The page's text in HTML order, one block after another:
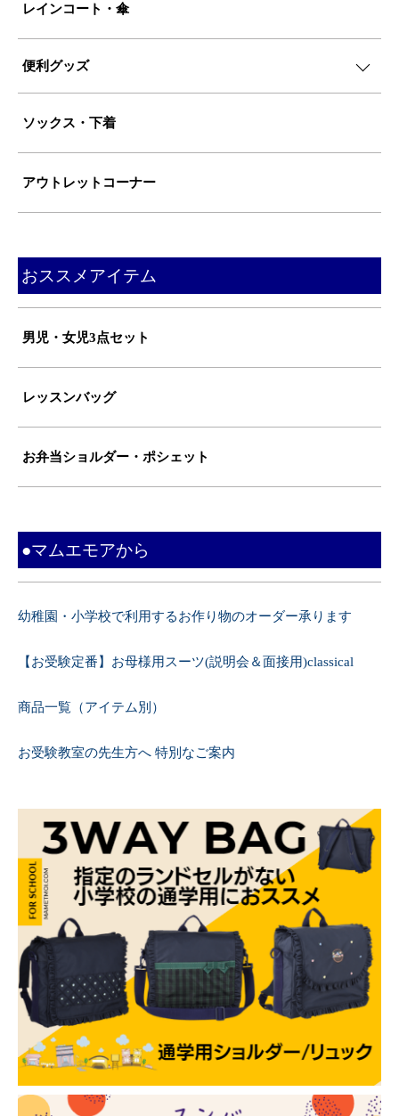
レインコート・傘
便利グッズ
ソックス・下着
アウトレットコーナー
おススメアイテム
男児・女児3点セット
レッスンバッグ
お弁当ショルダー・ポシェット
●マムエモアから
幼稚園・小学校で利用するお作り物のオーダー承ります
【お受験定番】お母様用スーツ(説明会＆面接用)classical
商品一覧（アイテム別）
お受験教室の先生方へ 特別なご案内